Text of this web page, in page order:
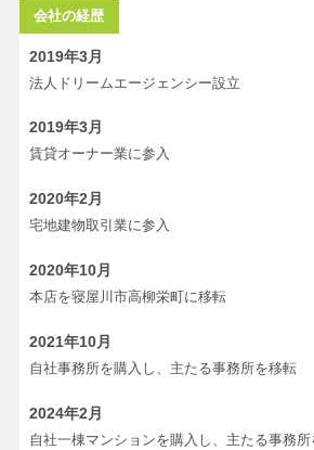
会社の経歴
2019年3月
法人ドリームエージェンシー設立
2019年3月
賃貸オーナー業に参入
2020年2月
宅地建物取引業に参入
2020年10月
本店を寝屋川市高柳栄町に移転
2021年10月
自社事務所を購入し、主たる事務所を移転
2024年2月
自社一棟マンションを購入し、主たる事務所